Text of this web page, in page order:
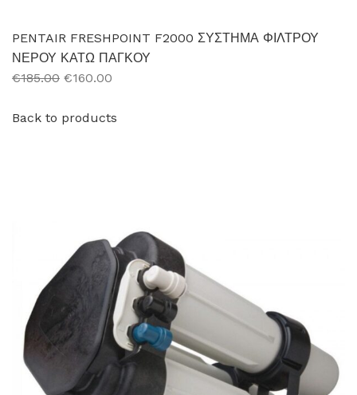
PENTAIR FRESHPOINT F2000 ΣΥΣΤΗΜΑ ΦΙΛΤΡΟΥ
ΝΕΡΟΥ ΚΑΤΩ ΠΑΓΚΟΥ
€185.00 €160.00
Back to products